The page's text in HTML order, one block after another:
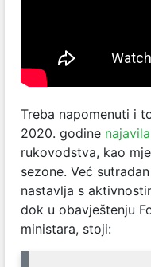
Treba napomenuti i
2020. godine
rukovodstva, kao
sezone. Već
nastavlja s
dok u obavještenju
ministara, stoji: